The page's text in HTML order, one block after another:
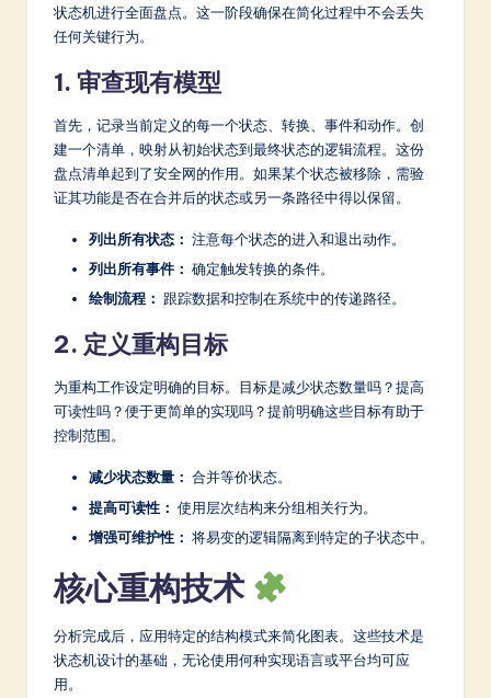
状态机进行全面盘点。这一阶段确保在简化过程中不会丢失
任何关键行为。
1. 审查现有模型
首先，记录当前定义的每一个状态、转换、事件和动作。创
建一个清单，映射从初始状态到最终状态的逻辑流程。这份
盘点清单起到了安全网的作用。如果某个状态被移除，需验
证其功能是否在合并后的状态或另一条路径中得以保留。
列出所有状态： 注意每个状态的进入和退出动作。
列出所有事件： 确定触发转换的条件。
绘制流程： 跟踪数据和控制在系统中的传递路径。
2. 定义重构目标
为重构工作设定明确的目标。目标是减少状态数量吗？提高
可读性吗？便于更简单的实现吗？提前明确这些目标有助于
控制范围。
减少状态数量： 合并等价状态。
提高可读性： 使用层次结构来分组相关行为。
增强可维护性： 将易变的逻辑隔离到特定的子状态中。
核心重构技术
分析完成后，应用特定的结构模式来简化图表。这些技术是
状态机设计的基础，无论使用何种实现语言或平台均可应
用。